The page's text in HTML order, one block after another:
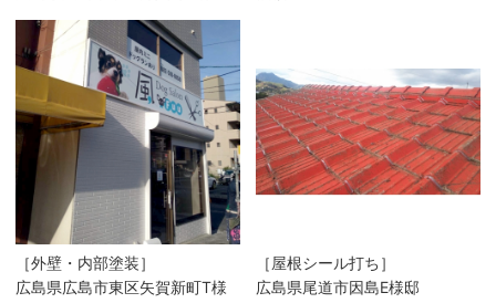
［外壁・内部塗装］
広島県広島市東区矢賀新町T様
［屋根シール打ち］
広島県尾道市因島E様邸